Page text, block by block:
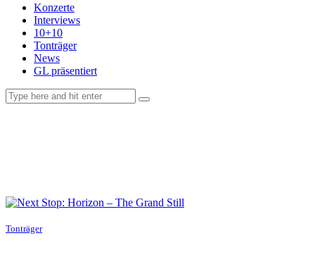
Konzerte
Interviews
10+10
Tonträger
News
GL präsentiert
Tonträger